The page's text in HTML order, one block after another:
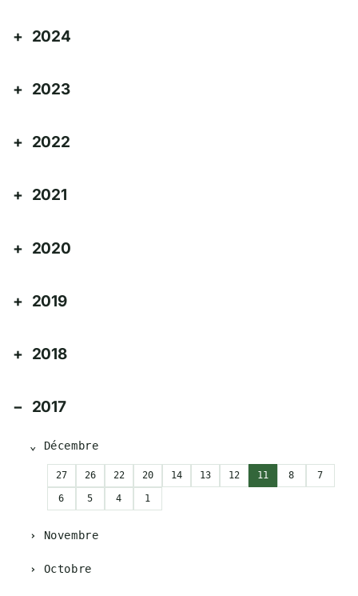
2024
2023
2022
2021
2020
2019
2018
2017
Décembre
27 26 22 20 14 13 12 11 8 7
6 5 4 1
Novembre
Octobre